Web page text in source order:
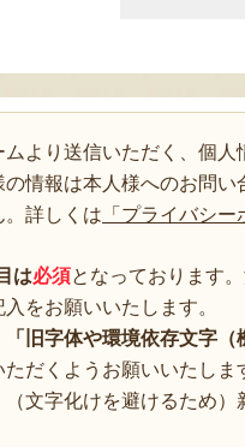
より送信いただく、個
情報は本人様へのお問
。詳しくは 「プライバシー
は必須となっております
をお願いいたします。
「旧字体や環境依存文字（
ただくようお願いいたし
文字化けを避けるため